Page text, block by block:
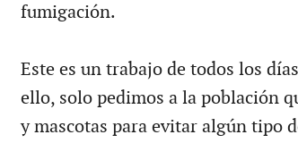
fumigación.
Este es un trabajo de todos los
ello, solo pedimos a la población
y mascotas para evitar algún tipo